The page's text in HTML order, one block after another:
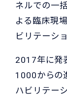
ネルでの一
よる臨床現
ビリテーシ
2017年に発
1000からの
ハビリテー